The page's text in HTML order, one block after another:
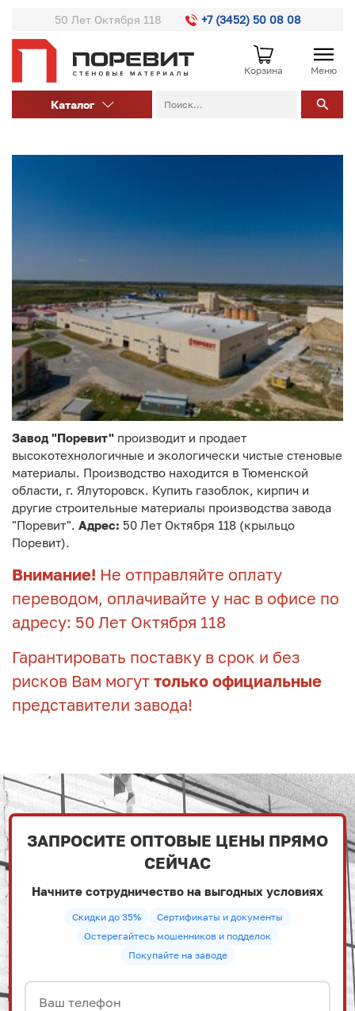
50 Лет Октября 118 +7 (3452) 50 08 08
Корзина Меню
Каталог
Завод "Поревит" производит и продает
высокотехнологичные и экологически чистые стеновые
материалы. Производство находится в Тюменской
области, г. Ялуторовск. Купить газоблок, кирпич и
другие строительные материалы производства завода
"Поревит". Адрес: 50 Лет Октября 118 (крыльцо
Поревит).
Внимание! Не отправляйте оплату
переводом, оплачивайте у нас в офисе по
адресу: 50 Лет Октября 118
Гарантировать поставку в срок и без
рисков Вам могут только официальные
представители завода!
ЗАПРОСИТЕ ОПТОВЫЕ ЦЕНЫ ПРЯМО
СЕЙЧАС
Начните сотрудничество на выгодных условиях
Скидки до 35%
Сертификаты и документы
Остерегайтесь мошенников и подделок
Покупайте на заводе